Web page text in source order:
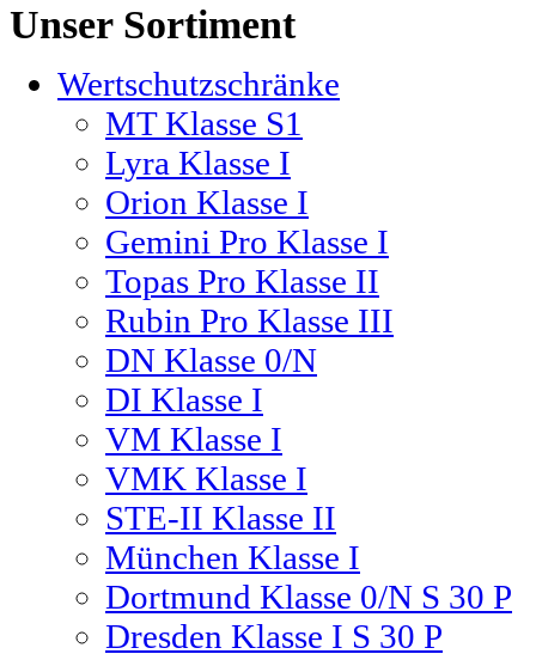
UnserSortiment
Wertschutzschränke
MT Klasse S1
Lyra Klasse I
Orion Klasse I
Gemini Pro Klasse I
Topas Pro Klasse II
Rubin Pro Klasse III
DN Klasse 0/N
DI Klasse I
VM Klasse I
VMK Klasse I
STE-II Klasse II
München Klasse I
Dortmund Klasse 0/N S 30 P
Dresden Klasse I S 30 P